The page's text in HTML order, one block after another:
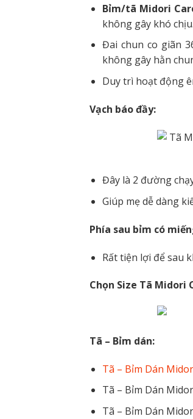
Bỉm/tã Midori
không gây khó chịu.
Đai chun co giãn
không gây hằn
Duy trì hoạt động
Vạch báo đầy:
Đây là 2 đường
Giúp mẹ dễ dàng
Phía sau bỉm có
Rất tiện lợi để sau
Chọn Size Tã Midori
Tã – Bỉm dán:
Tã – Bỉm Dán
Tã – Bỉm Dán
Tã – Bỉm Dán